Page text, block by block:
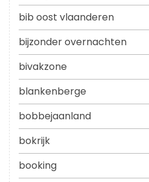
bib oost vlaanderen
bijzonder overnachten
bivakzone
blankenberge
bobbejaanland
bokrijk
booking